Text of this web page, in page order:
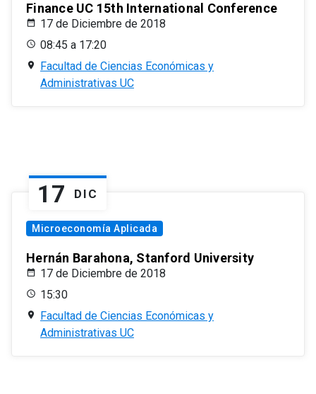
Finance UC 15th International Conference
17 de Diciembre de 2018
08:45 a 17:20
Facultad de Ciencias Económicas y
Administrativas UC
17 DIC
Microeconomía Aplicada
Hernán Barahona, Stanford University
17 de Diciembre de 2018
15:30
Facultad de Ciencias Económicas y
Administrativas UC